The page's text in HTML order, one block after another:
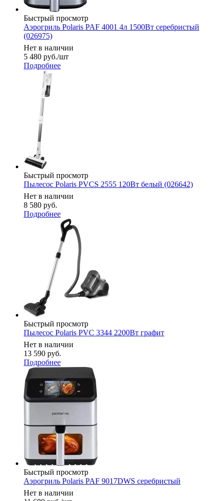
Быстрый просмотр
Аэрогриль Polaris PAF 4001 4л 1500Вт серебристый
(026975)
Нет в наличии
5 480 руб./шт
Подробнее
Быстрый просмотр
Пылесос Polaris PVCS 2555 120Вт белый (026642)
Нет в наличии
8 580 руб.
Подробнее
Быстрый просмотр
Пылесос Polaris PVC 3344 2200Вт графит
Нет в наличии
13 590 руб.
Подробнее
Быстрый просмотр
Аэрогриль Polaris PAF 9017DWS серебристый
Нет в наличии